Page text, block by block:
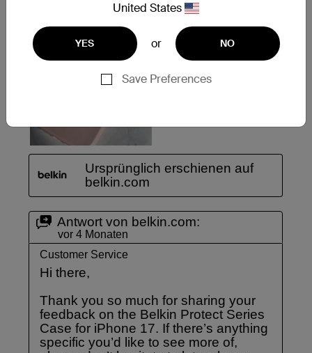
United States
YES or NO
Save Preferences